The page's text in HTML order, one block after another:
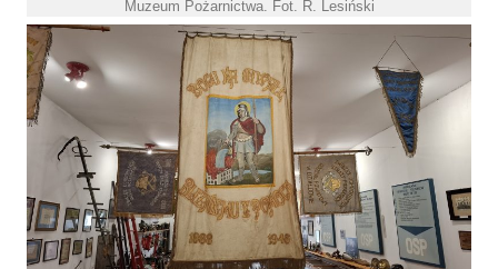
Muzeum Pożarnictwa. Fot. R. Lesiński